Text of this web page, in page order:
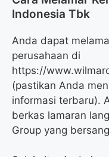
Indonesia Tbk
Anda dapat
perusahaan di
https://
(pastikan Anda
informasi terbaru).
berkas lamaran
Group yang